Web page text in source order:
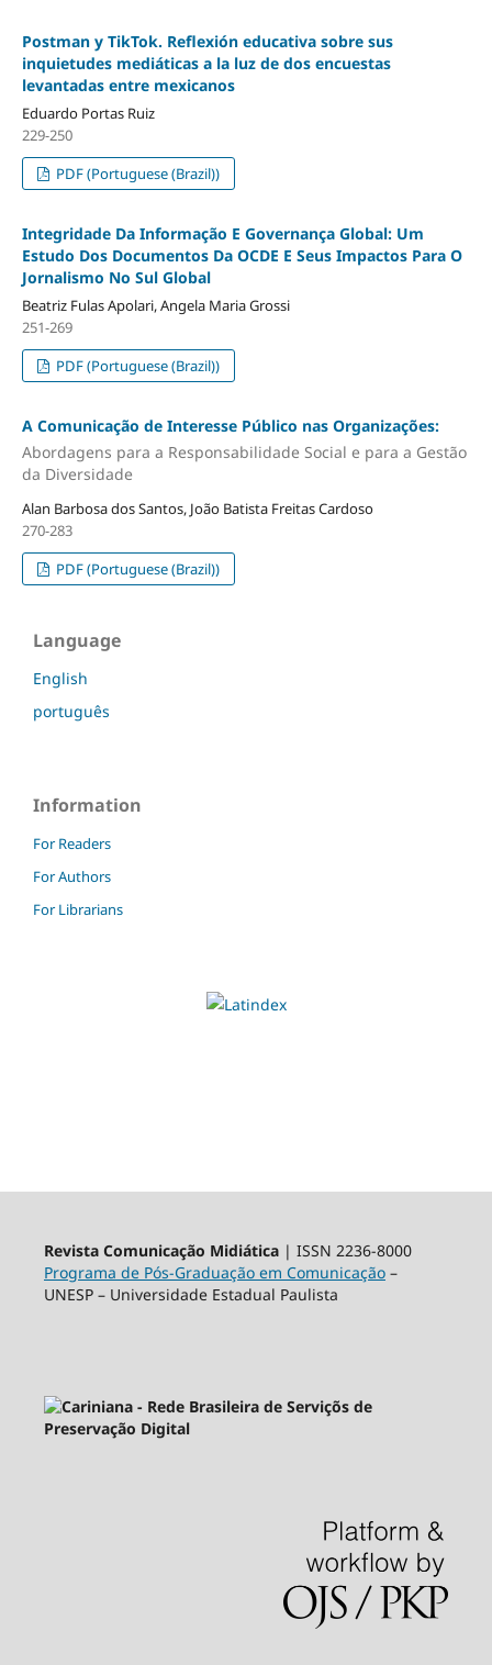
Postman y TikTok. Reflexión educativa sobre sus
inquietudes mediáticas a la luz de dos encuestas
levantadas entre mexicanos
Eduardo Portas Ruiz
229-250
PDF (Portuguese (Brazil))
Integridade Da Informação E Governança Global: Um
Estudo Dos Documentos Da OCDE E Seus Impactos Para O
Jornalismo No Sul Global
Beatriz Fulas Apolari, Angela Maria Grossi
251-269
PDF (Portuguese (Brazil))
A Comunicação de Interesse Público nas Organizações:
Abordagens para a Responsabilidade Social e para a Gestão
da Diversidade
Alan Barbosa dos Santos, João Batista Freitas Cardoso
270-283
PDF (Portuguese (Brazil))
Language
English
português
Information
For Readers
For Authors
For Librarians
Revista Comunicação Midiática| ISSN 2236-8000
Programa de Pós-Graduação em Comunicação–
UNESP – Universidade Estadual Paulista